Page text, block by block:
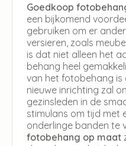
Goedkoop
een bijkomend
gebruiken om er
versieren, zoals
is dat niet alleen het
behang heel
van het fotobehang is
nieuwe inrichting zal
gezinsleden in de
stimulans om tijd met
onderlinge banden te
fotobehang op maat